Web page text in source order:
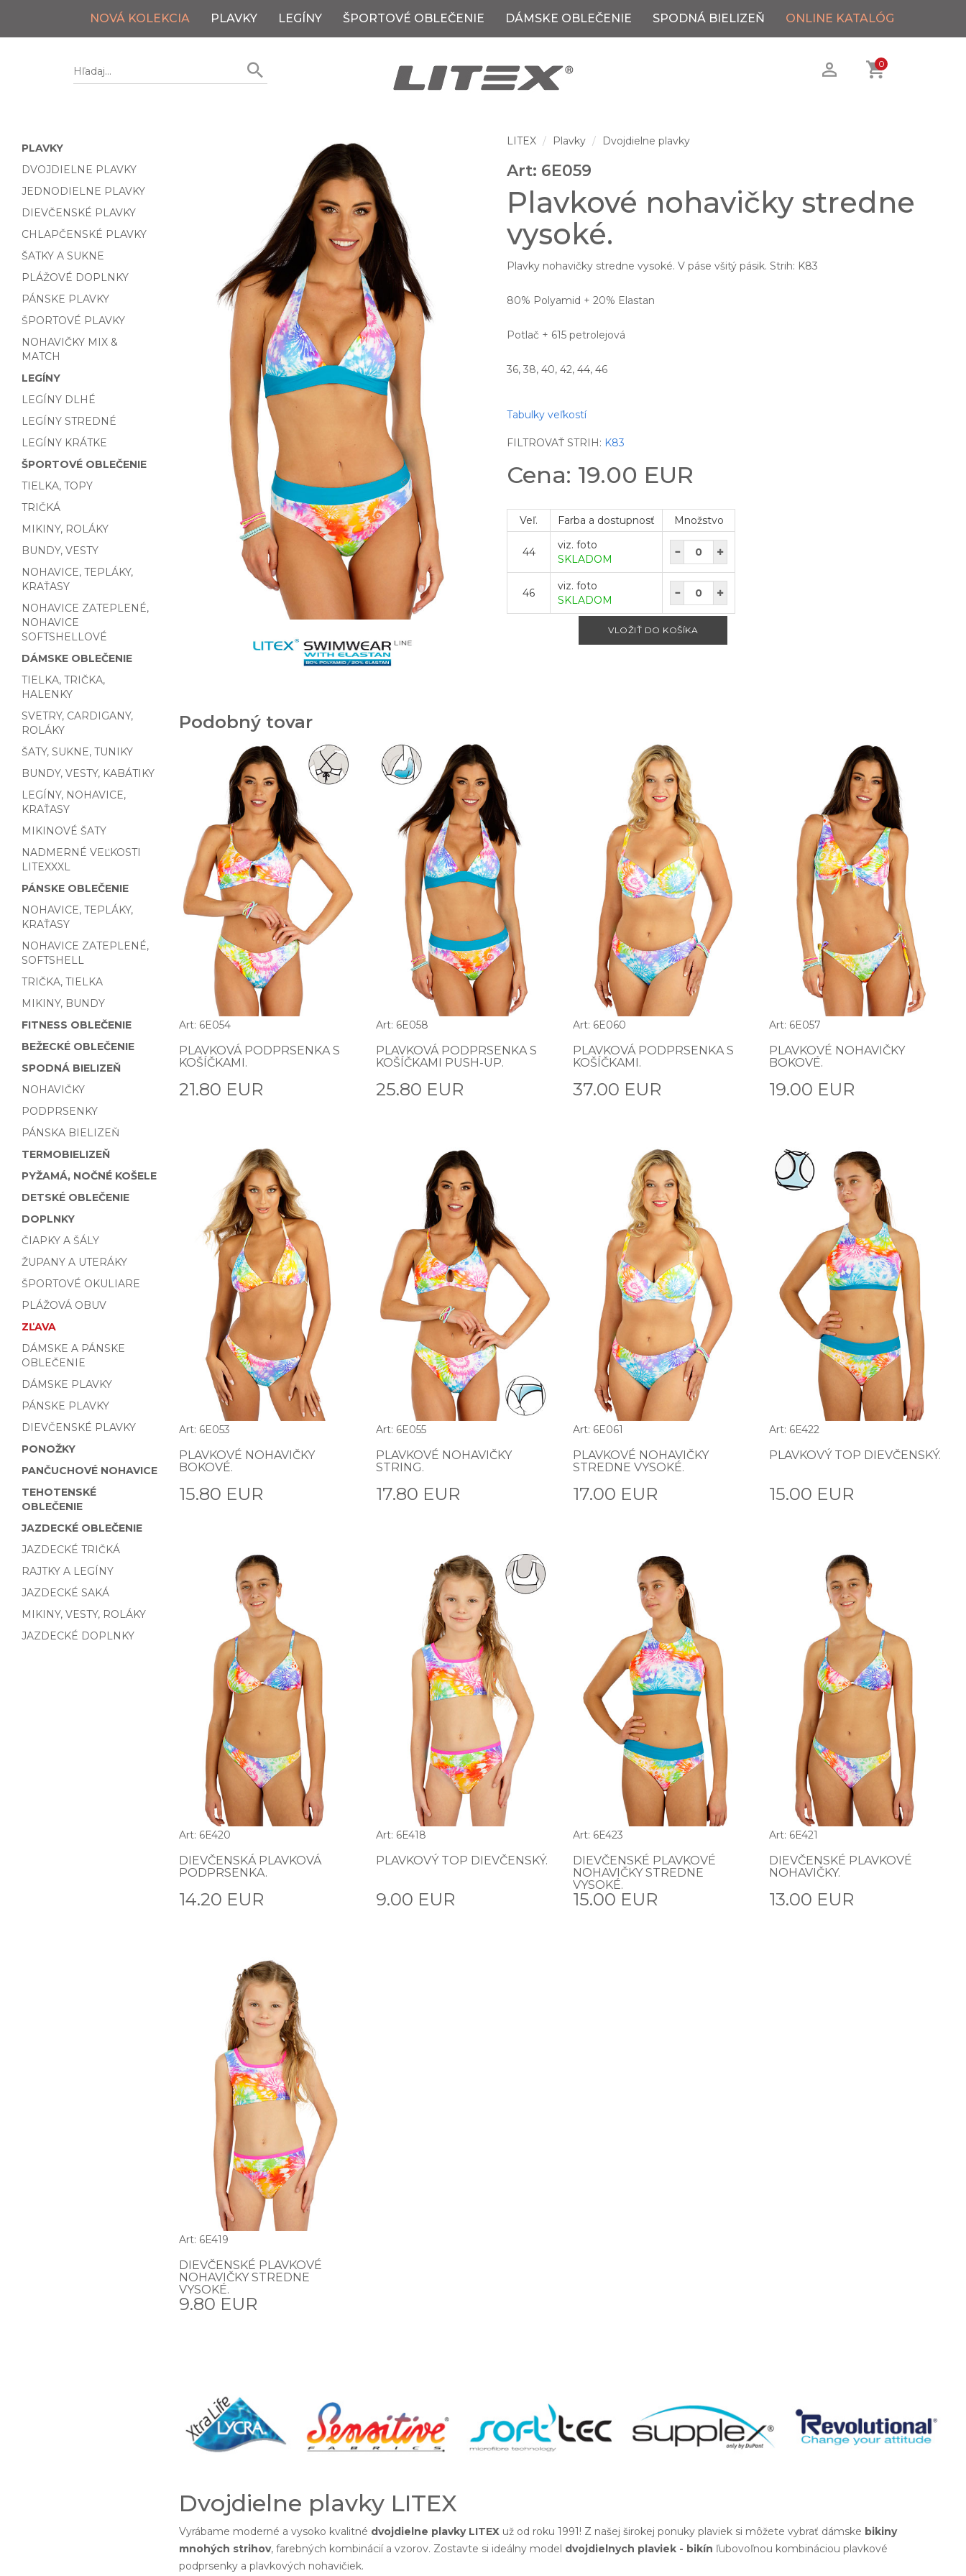
NOVÁ KOLEKCIA PLAVKY LEGÍNY ŠPORTOVÉ OBLEČENIE DÁMSKE OBLEČENIE SPODNÁ BIELIZEŇ ONLINE KATALÓG
0
PLAVKY
DVOJDIELNE PLAVKY
JEDNODIELNE PLAVKY
DIEVČENSKÉ PLAVKY
CHLAPČENSKÉ PLAVKY
ŠATKY A SUKNE
PLÁŽOVÉ DOPLNKY
PÁNSKE PLAVKY
ŠPORTOVÉ PLAVKY
NOHAVIČKY MIX &
MATCH
LEGÍNY
LEGÍNY DLHÉ
LEGÍNY STREDNÉ
LEGÍNY KRÁTKE
ŠPORTOVÉ OBLEČENIE
TIELKA, TOPY
TRIČKÁ
MIKINY, ROLÁKY
BUNDY, VESTY
NOHAVICE, TEPLÁKY,
KRAŤASY
NOHAVICE ZATEPLENÉ,
NOHAVICE
SOFTSHELLOVÉ
DÁMSKE OBLEČENIE
TIELKA, TRIČKA,
HALENKY
SVETRY, CARDIGANY,
ROLÁKY
ŠATY, SUKNE, TUNIKY
BUNDY, VESTY, KABÁTIKY
LEGÍNY, NOHAVICE,
KRAŤASY
MIKINOVÉ ŠATY
NADMERNÉ VEĽKOSTI
LITEXXXL
PÁNSKE OBLEČENIE
NOHAVICE, TEPLÁKY,
KRAŤASY
NOHAVICE ZATEPLENÉ,
SOFTSHELL
TRIČKA, TIELKA
MIKINY, BUNDY
FITNESS OBLEČENIE
BEŽECKÉ OBLEČENIE
SPODNÁ BIELIZEŇ
NOHAVIČKY
PODPRSENKY
PÁNSKA BIELIZEŇ
TERMOBIELIZEŇ
PYŽAMÁ, NOČNÉ KOŠELE
DETSKÉ OBLEČENIE
DOPLNKY
ČIAPKY A ŠÁLY
ŽUPANY A UTERÁKY
ŠPORTOVÉ OKULIARE
PLÁŽOVÁ OBUV
ZĽAVA
DÁMSKE A PÁNSKE
OBLEČENIE
DÁMSKE PLAVKY
PÁNSKE PLAVKY
DIEVČENSKÉ PLAVKY
PONOŽKY
PANČUCHOVÉ NOHAVICE
TEHOTENSKÉ
OBLEČENIE
JAZDECKÉ OBLEČENIE
JAZDECKÉ TRIČKÁ
RAJTKY A LEGÍNY
JAZDECKÉ SAKÁ
MIKINY, VESTY, ROLÁKY
JAZDECKÉ DOPLNKY
LITEX Plavky Dvojdielne plavky
Art: 6E059
Plavkové nohavičky stredne
vysoké.
Plavky nohavičky stredne vysoké. V páse všitý pásik. Strih: K83
80% Polyamid + 20% Elastan
Potlač + 615 petrolejová
36, 38, 40, 42, 44, 46
Tabulky veľkostí
FILTROVAŤ STRIH: K83
Cena: 19.00 EUR
Veľ. Farba a dostupnosť Množstvo
44
viz. foto
SKLADOM
46
viz. foto
SKLADOM
Podobný tovar
Art: 6E054
PLAVKOVÁ PODPRSENKA S
KOŠÍČKAMI.
21.80 EUR
Art: 6E058
PLAVKOVÁ PODPRSENKA S
KOŠÍČKAMI PUSH-UP.
25.80 EUR
Art: 6E060
PLAVKOVÁ PODPRSENKA S
KOŠÍČKAMI.
37.00 EUR
Art: 6E057
PLAVKOVÉ NOHAVIČKY
BOKOVÉ.
19.00 EUR
Art: 6E053
PLAVKOVÉ NOHAVIČKY
BOKOVÉ.
15.80 EUR
Art: 6E055
PLAVKOVÉ NOHAVIČKY
STRING.
17.80 EUR
Art: 6E061
PLAVKOVÉ NOHAVIČKY
STREDNE VYSOKÉ.
17.00 EUR
Art: 6E422
PLAVKOVÝ TOP DIEVČENSKÝ.
15.00 EUR
Art: 6E420
DIEVČENSKÁ PLAVKOVÁ
PODPRSENKA.
14.20 EUR
Art: 6E418
PLAVKOVÝ TOP DIEVČENSKÝ.
9.00 EUR
Art: 6E423
DIEVČENSKÉ PLAVKOVÉ
NOHAVIČKY STREDNE
VYSOKÉ.
15.00 EUR
Art: 6E421
DIEVČENSKÉ PLAVKOVÉ
NOHAVIČKY.
13.00 EUR
Art: 6E419
DIEVČENSKÉ PLAVKOVÉ
NOHAVIČKY STREDNE
VYSOKÉ.
9.80 EUR
Dvojdielne plavky LITEX
Vyrábame moderné a vysoko kvalitné dvojdielne plavky LITEX už od roku 1991! Z našej širokej ponuky plaviek si môžete vybrať dámske bikiny
mnohých strihov, farebných kombinácií a vzorov. Zostavte si ideálny model dvojdielnych plaviek - bikín ľubovoľnou kombináciou plavkové
podprsenky a plavkových nohavičiek.